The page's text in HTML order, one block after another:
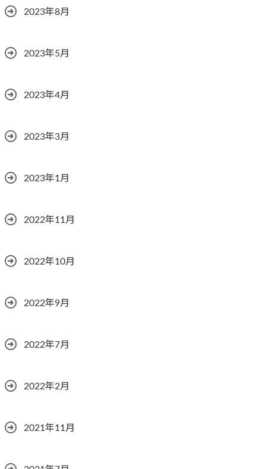
2023年8月
2023年5月
2023年4月
2023年3月
2023年1月
2022年11月
2022年10月
2022年9月
2022年7月
2022年2月
2021年11月